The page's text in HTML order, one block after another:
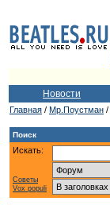
Новости
Главная / Мр.Поустман /
Поиск
Искать:
Советы
Vox populi